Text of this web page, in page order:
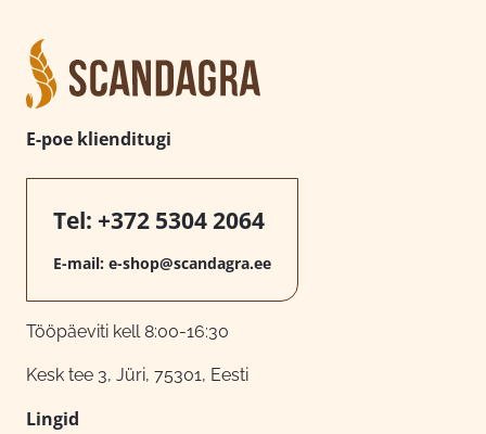
E-poe klienditugi
Tel: +372 5304 2064
E-mail: e-shop@scandagra.ee
Tööpäeviti kell 8:00-16:30
Kesk tee 3, Jüri, 75301, Eesti
Lingid